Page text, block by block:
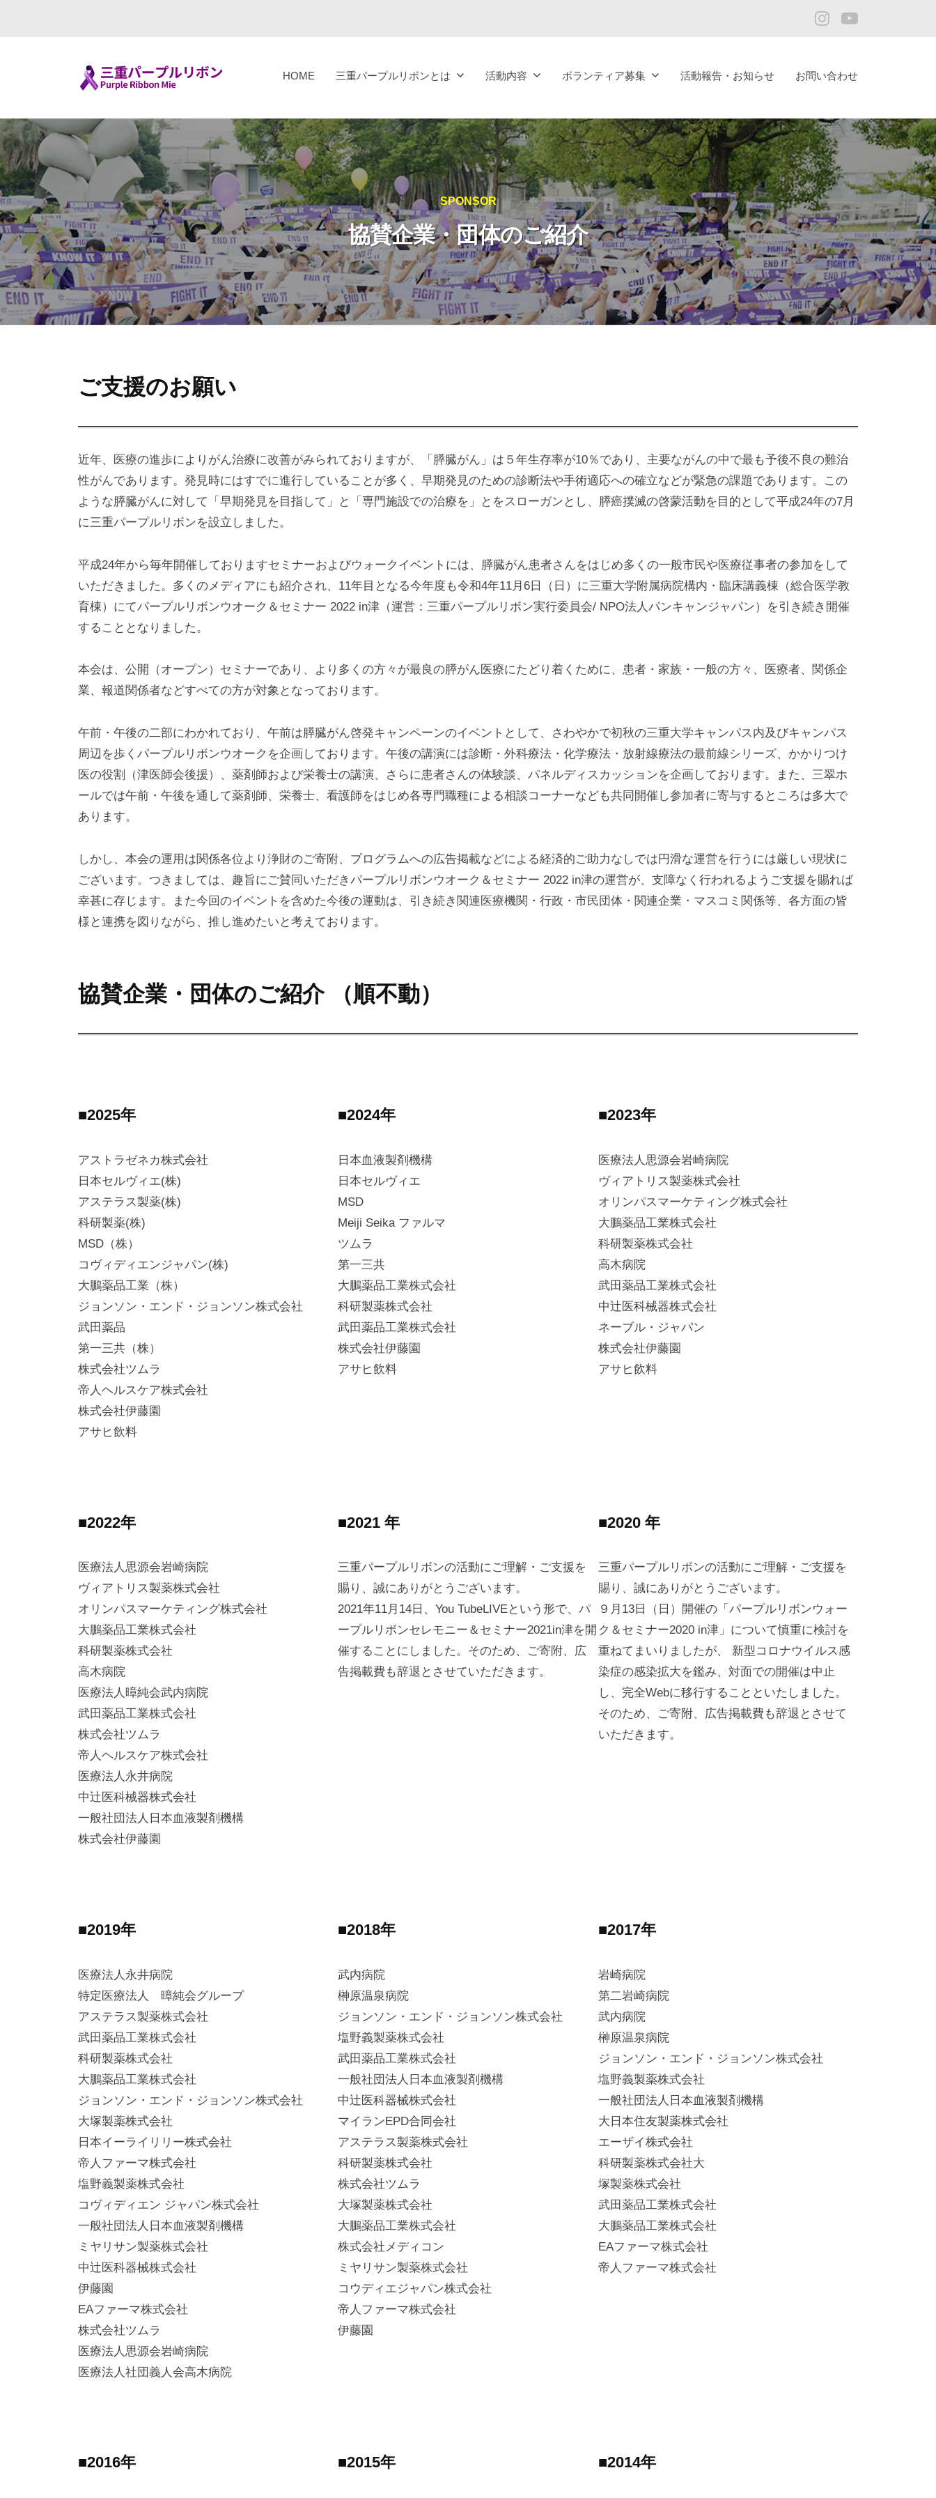
ス
キ
ッ
プ
InstagramYouTube
重
パ
ー
プ
ル
リ
ボ
ン
（
r
l
e
R
b
o
n
M
i
）
g
T
o
g
e
t
h
e
h
s
HOME 三重パープルリボンとは 活動内容 ボランティア募集 活動報告・お知らせ お問い合わせ
SPONSOR
協賛企業・団体のご紹介
協
賛
企
業・
団
体
の
ご
介
年
月
11
pancanuser
ご支援のお願い
近年、医療の進歩によりがん治療に改善がみられておりますが、「膵臓がん」は５年生存率が10％であり、主要ながんの中で最も予後不良の難治
性がんであります。発見時にはすでに進行していることが多く、早期発見のための診断法や手術適応への確立などが緊急の課題であります。この
ような膵臓がんに対して「早期発見を目指して」と「専門施設での治療を」とをスローガンとし、膵癌撲滅の啓蒙活動を目的として平成24年の7月
に三重パープルリボンを設立しました。
平成24年から毎年開催しておりますセミナーおよびウォークイベントには、膵臓がん患者さんをはじめ多くの一般市民や医療従事者の参加をして
いただきました。多くのメディアにも紹介され、11年目となる今年度も令和4年11月6日（日）に三重大学附属病院構内・臨床講義棟（総合医学教
育棟）にてパープルリボンウオーク＆セミナー 2022 in津（運営：三重パープルリボン実行委員会/ NPO法人パンキャンジャパン）を引き続き開催
することとなりました。
本会は、公開（オープン）セミナーであり、より多くの方々が最良の膵がん医療にたどり着くために、患者・家族・一般の方々、医療者、関係企
業、報道関係者などすべての方が対象となっております。
午前・午後の二部にわかれており、午前は膵臓がん啓発キャンペーンのイベントとして、さわやかで初秋の三重大学キャンパス内及びキャンパス
周辺を歩くパープルリボンウオークを企画しております。午後の講演には診断・外科療法・化学療法・放射線療法の最前線シリーズ、かかりつけ
医の役割（津医師会後援）、薬剤師および栄養士の講演、さらに患者さんの体験談、パネルディスカッションを企画しております。また、三翠ホ
ールでは午前・午後を通して薬剤師、栄養士、看護師をはじめ各専門職種による相談コーナーなども共同開催し参加者に寄与するところは多大で
あります。
しかし、本会の運用は関係各位より浄財のご寄附、プログラムへの広告掲載などによる経済的ご助力なしでは円滑な運営を行うには厳しい現状に
ございます。つきましては、趣旨にご賛同いただきパープルリボンウオーク＆セミナー 2022 in津の運営が、支障なく行われるようご支援を賜れば
幸甚に存じます。また今回のイベントを含めた今後の運動は、引き続き関連医療機関・行政・市民団体・関連企業・マスコミ関係等、各方面の皆
様と連携を図りながら、推し進めたいと考えております。
協賛企業・団体のご紹介 （順不動）
■2025年
アストラゼネカ株式会社
日本セルヴィエ(株)
アステラス製薬(株)
科研製薬(株)
MSD（株）
コヴィディエンジャパン(株)
大鵬薬品工業（株）
ジョンソン・エンド・ジョンソン株式会社
武田薬品
第一三共（株）
株式会社ツムラ
帝人ヘルスケア株式会社
株式会社伊藤園
アサヒ飲料
■2024年
日本血液製剤機構
日本セルヴィエ
MSD
Meiji Seika ファルマ
ツムラ
第一三共
大鵬薬品工業株式会社
科研製薬株式会社
武田薬品工業株式会社
株式会社伊藤園
アサヒ飲料
■2023年
医療法人思源会岩崎病院
ヴィアトリス製薬株式会社
オリンパスマーケティング株式会社
大鵬薬品工業株式会社
科研製薬株式会社
高木病院
武田薬品工業株式会社
中辻医科械器株式会社
ネーブル・ジャパン
株式会社伊藤園
アサヒ飲料
■2022年
医療法人思源会岩崎病院
ヴィアトリス製薬株式会社
オリンパスマーケティング株式会社
大鵬薬品工業株式会社
科研製薬株式会社
高木病院
医療法人暲純会武内病院
武田薬品工業株式会社
株式会社ツムラ
帝人ヘルスケア株式会社
医療法人永井病院
中辻医科械器株式会社
一般社団法人日本血液製剤機構
株式会社伊藤園
■2021 年
三重パープルリボンの活動にご理解・ご支援を
賜り、誠にありがとうございます。
2021年11月14日、You TubeLIVEという形で、パ
ープルリボンセレモニー＆セミナー2021in津を開
催することにしました。そのため、ご寄附、広
告掲載費も辞退とさせていただきます。
■2020 年
三重パープルリボンの活動にご理解・ご支援を
賜り、誠にありがとうございます。
９月13日（日）開催の「パープルリボンウォー
ク＆セミナー2020 in津」について慎重に検討を
重ねてまいりましたが、 新型コロナウイルス感
染症の感染拡大を鑑み、対面での開催は中止
し、完全Webに移行することといたしました。
そのため、ご寄附、広告掲載費も辞退とさせて
いただきます。
■2019年
医療法人永井病院
特定医療法人 暲純会グループ
アステラス製薬株式会社
武田薬品工業株式会社
科研製薬株式会社
大鵬薬品工業株式会社
ジョンソン・エンド・ジョンソン株式会社
大塚製薬株式会社
日本イーライリリー株式会社
帝人ファーマ株式会社
塩野義製薬株式会社
コヴィディエン ジャパン株式会社
一般社団法人日本血液製剤機構
ミヤリサン製薬株式会社
中辻医科器械株式会社
伊藤園
EAファーマ株式会社
株式会社ツムラ
医療法人思源会岩崎病院
医療法人社団義人会高木病院
■2018年
武内病院
榊原温泉病院
ジョンソン・エンド・ジョンソン株式会社
塩野義製薬株式会社
武田薬品工業株式会社
一般社団法人日本血液製剤機構
中辻医科器械株式会社
マイランEPD合同会社
アステラス製薬株式会社
科研製薬株式会社
株式会社ツムラ
大塚製薬株式会社
大鵬薬品工業株式会社
株式会社メディコン
ミヤリサン製薬株式会社
コウディエジャパン株式会社
帝人ファーマ株式会社
伊藤園
■2017年
岩崎病院
第二岩崎病院
武内病院
榊原温泉病院
ジョンソン・エンド・ジョンソン株式会社
塩野義製薬株式会社
一般社団法人日本血液製剤機構
大日本住友製薬株式会社
エーザイ株式会社
科研製薬株式会社大
塚製薬株式会社
武田薬品工業株式会社
大鵬薬品工業株式会社
EAファーマ株式会社
帝人ファーマ株式会社
■2016年 ■2015年 ■2014年
プ
ル
ボ
ン
（
u
r
p
l
e
R
i
o
M
e
）